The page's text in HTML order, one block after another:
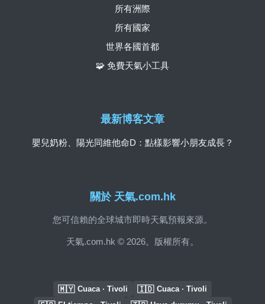
關於 天氣.com.hk
您可信賴的全球城市即時天氣預報來源。
天氣.com.hk © 2026。版權所有。
所有洲際
所有國家
世界各國首都
🧩 免費天氣小工具
最新博客文章
嬰兒奶粉、陽光同維他命D：點樣影響小朋友成長？
🇲🇾 Cuaca · Tivoli 🇮🇩 Cuaca · Tivoli